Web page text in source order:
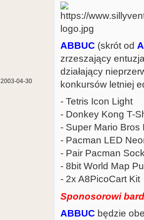
2003-04-30
ABBUC (skrót od A
zrzeszający
działający
konkursów letniej
- Tetris Icon Light
- Donkey Kong T-
- Super Mario Bros
- Pacman LED
- Pair Pacman
- 8bit World Map
- 2x A8PicoCart Kit
Sponosorowi
ABBUC będzie